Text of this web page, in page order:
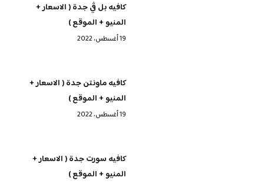
كافيه بل ڤي جدة ( الاسعار +
المنيو + الموقع )
19 أغسطس، 2022
كافيه ماونتن جدة ( الاسعار +
المنيو + الموقع )
19 أغسطس، 2022
كافيه سورت جدة ( الاسعار +
المنيو + الموقع )